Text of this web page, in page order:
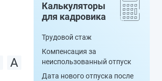
Калькуляторы
для кадровика
Трудовой стаж
Компенсация за
неиспользованный отпуск
Дата нового отпуска после